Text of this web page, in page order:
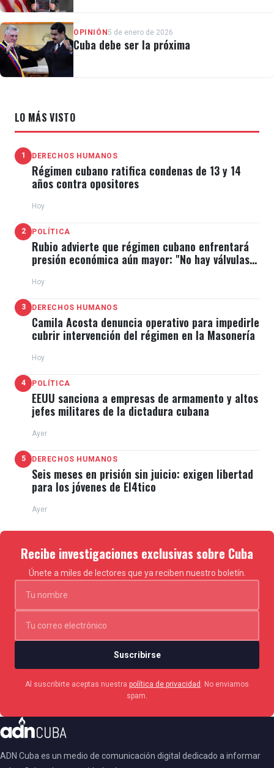
OPINIÓN5 de enero de 2026
Cuba debe ser la próxima
LO MÁS VISTO
1 DERECHOS HUMANOS
Régimen cubano ratifica condenas de 13 y 14
años contra opositores
Hoy
2 POLÍTICA
Rubio advierte que régimen cubano enfrentará
presión económica aún mayor: "No hay válvulas
Hoy
3 DERECHOS HUMANOS
Camila Acosta denuncia operativo para impedirle
cubrir intervención del régimen en la Masonería
Hoy
4 POLÍTICA
EEUU sanciona a empresas de armamento y altos
jefes militares de la dictadura cubana
Ayer
5 DERECHOS HUMANOS
Seis meses en prisión sin juicio: exigen libertad
para los jóvenes de El4tico
Ayer
Recibe investigaciones exclusivas sobre Cuba
Únete a miles de lectores que ya reciben nuestro boletín.
Suscribirse
Al suscribirte aceptas nuestra política de privacidad
. No enviamos
spam.
ADN Cuba es un medio de comunicación digital dedicado a informar